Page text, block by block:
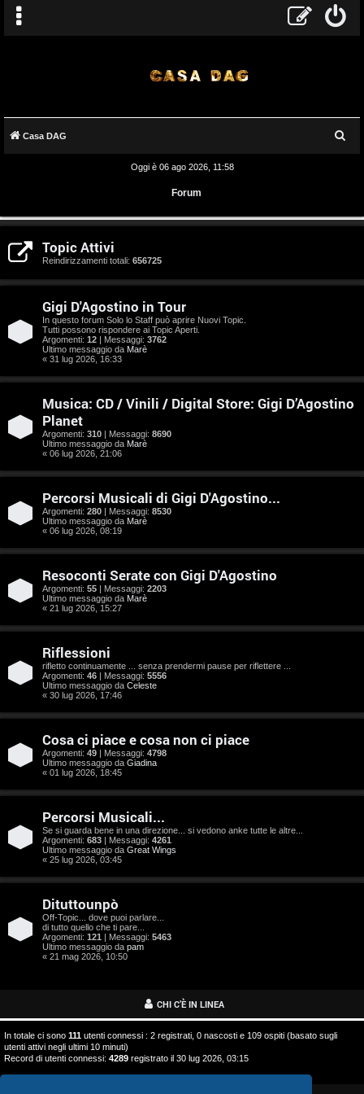
A
r
g
o
m
e
t
s
e
a
r
s
s
t
A
g
e
n
t
Casa DAG
Oggi è 06 ago 2026, 11:58
Forum
Topic Attivi
Reindirizzamenti totali: 656725
Gigi D'Agostino in Tour
In questo forum Solo lo Staff può aprire Nuovi Topic.
Tutti possono rispondere ai Topic Aperti.
Argomenti: 12 | Messaggi: 3762
Ultimo messaggio da Marè
« 31 lug 2026, 16:33
Musica: CD / Vinili / Digital Store: Gigi D’Agostino
Planet
Argomenti: 310 | Messaggi: 8690
Ultimo messaggio da Marè
« 06 lug 2026, 21:06
Percorsi Musicali di Gigi D'Agostino...
Argomenti: 280 | Messaggi: 8530
Ultimo messaggio da Marè
« 06 lug 2026, 08:19
Resoconti Serate con Gigi D'Agostino
Argomenti: 55 | Messaggi: 2203
Ultimo messaggio da Marè
« 21 lug 2026, 15:27
Riflessioni
rifletto continuamente ... senza prendermi pause per riflettere ...
Argomenti: 46 | Messaggi: 5556
Ultimo messaggio da Celeste
« 30 lug 2026, 17:46
Cosa ci piace e cosa non ci piace
Argomenti: 49 | Messaggi: 4798
Ultimo messaggio da Giadina
« 01 lug 2026, 18:45
Percorsi Musicali...
Se si guarda bene in una direzione... si vedono anke tutte le altre...
Argomenti: 683 | Messaggi: 4261
Ultimo messaggio da Great Wings
« 25 lug 2026, 03:45
Dituttounpò
Off-Topic... dove puoi parlare...
di tutto quello che ti pare...
Argomenti: 121 | Messaggi: 5463
Ultimo messaggio da pam
« 21 mag 2026, 10:50
CHI C’È IN LINEA
In totale ci sono 111 utenti connessi : 2 registrati, 0 nascosti e 109 ospiti (basato sugli
utenti attivi negli ultimi 10 minuti)
Record di utenti connessi: 4289 registrato il 30 lug 2026, 03:15